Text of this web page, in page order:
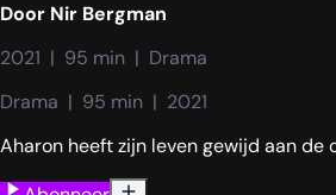
Door Nir Bergman
2021  |  95 min  |  Drama
Drama  |  95 min  |  2021
Aharon heeft zijn leven gewijd aan de